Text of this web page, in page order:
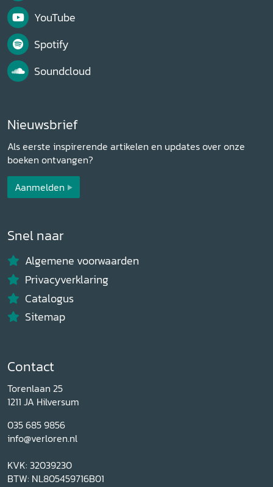
YouTube
Spotify
Soundcloud
Nieuwsbrief
Als eerste inspirerende artikelen en updates over onze
boeken ontvangen?
Aanmelden
Snel naar
Algemene voorwaarden
Privacyverklaring
Catalogus
Sitemap
Contact
Torenlaan 25
1211 JA Hilversum
035 685 9856
info@verloren.nl
KVK: 32039230
BTW: NL805459716B01